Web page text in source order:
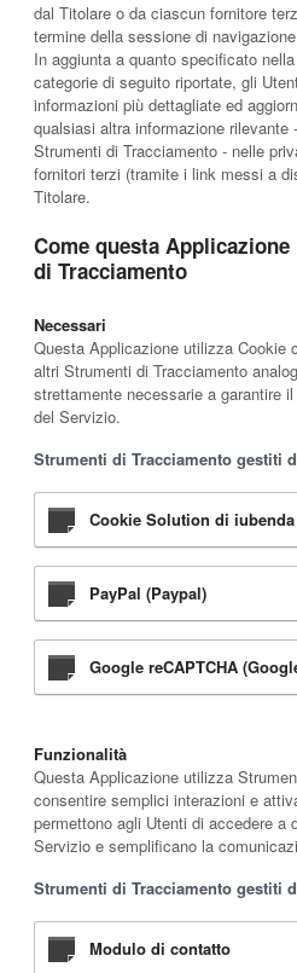
dal Titolare o da ciascun fornitore
termine della sessione di navigazione
In aggiunta a quanto specificato
categorie di seguito riportate, gli
informazioni più dettagliate ed
qualsiasi altra informazione rilevante
Strumenti di Tracciamento - nelle
fornitori terzi (tramite i link messi a
Titolare.
Come questa
di Tracciamento
Necessari
Questa Applicazione utilizza Cookie
altri Strumenti di Tracciamento
strettamente necessarie a garantire
del Servizio.
Strumenti di Tracciamento gestiti
Cookie Solution di
PayPal (Paypal)
Google reCAPTCHA
Funzionalità
Questa Applicazione utilizza
consentire semplici interazioni e
permettono agli Utenti di accedere a
Servizio e semplificano la
Strumenti di Tracciamento gestiti
Modulo di contatto